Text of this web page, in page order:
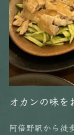
オカンの味を
阿倍野駅から徒